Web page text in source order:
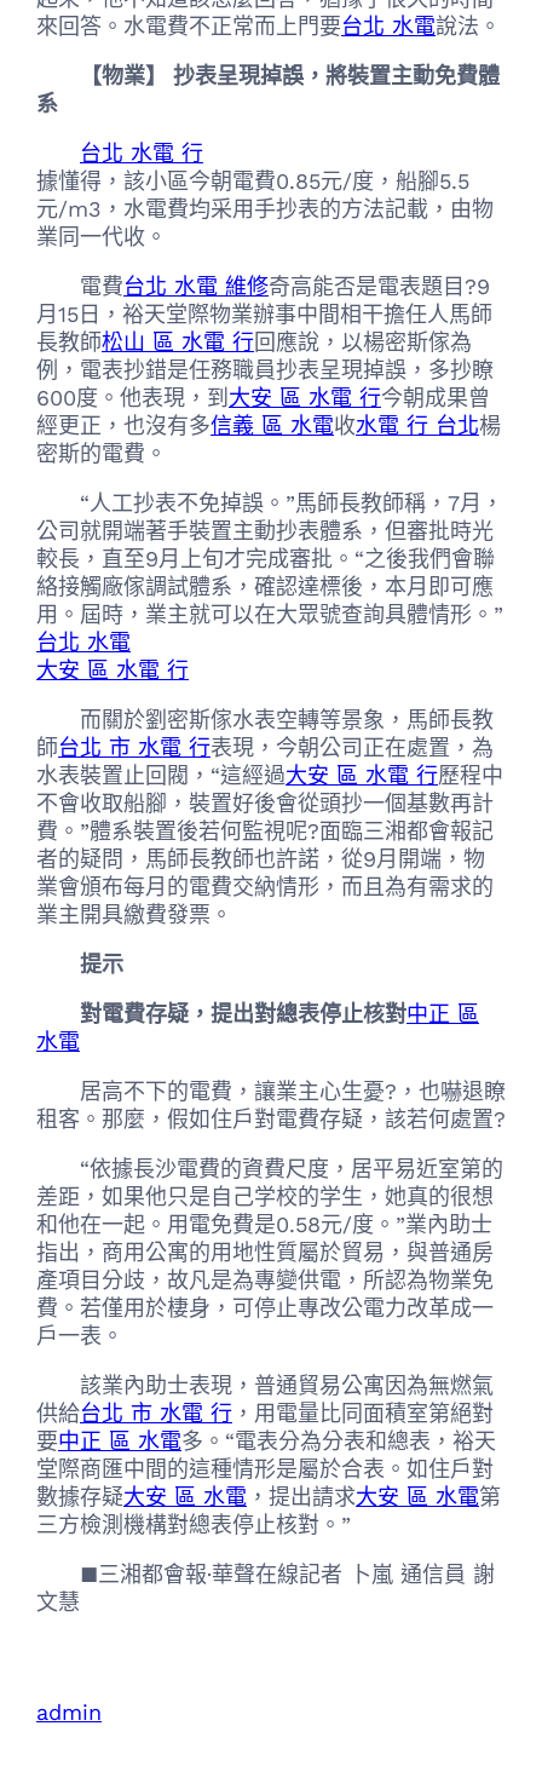
來回答。水電費不正常而上門要台北 水電說法。
【物業】 抄表呈現掉誤，將裝置主動免費體
系
台北 水電 行
據懂得，該小區今朝電費0.85元/度，船腳5.5
元/m3，水電費均采用手抄表的方法記載，由物
業同一代收。
電費台北 水電 維修奇高能否是電表題目?9
月15日，裕天堂際物業辦事中間相干擔任人馬師
長教師松山 區 水電 行回應說，以楊密斯傢為
例，電表抄錯是任務職員抄表呈現掉誤，多抄瞭
600度。他表現，到 大安 區 水電 行今朝成果曾
經更正，也沒有多信義 區 水電收水電 行 台北楊
密斯的電費。
“人工抄表不免掉誤。”馬師長教師稱，7月，
公司就開端著手裝置主動抄表體系，但審批時光
較長，直至9月上旬才完成審批。“之後我們會聯
絡接觸廠傢調試體系，確認達標後，本月即可應
用。屆時，業主就可以在大眾號查詢具體情形。”
台北 水電
大安 區 水電 行
而關於劉密斯傢水表空轉等景象，馬師長教
師台北 市 水電 行表現，今朝公司正在處置，為
水表裝置止回閥，“這經過大安 區 水電 行歷程中
不會收取船腳，裝置好後會從頭抄一個基數再計
費。”體系裝置後若何監視呢?面臨三湘都會報記
者的疑問，馬師長教師也許諾，從9月開端，物
業會頒布每月的電費交納情形，而且為有需求的
業主開具繳費發票。
提示
對電費存疑，提出對總表停止核對中正 區
水電
居高不下的電費，讓業主心生憂?，也嚇退瞭
租客。那麼，假如住戶對電費存疑，該若何處置?
“依據長沙電費的資費尺度，居平易近室第的
差距，如果他只是自己学校的学生，她真的很想
和他在一起。用電免費是0.58元/度。”業內助士
指出，商用公寓的用地性質屬於貿易，與普通房
產項目分歧，故凡是為專變供電，所認為物業免
費。若僅用於棲身，可停止專改公電力改革成一
戶一表。
該業內助士表現，普通貿易公寓因為無燃氣
供給台北 市 水電 行 ，用電量比同面積室第絕對
要中正 區 水電多。“電表分為分表和總表，裕天
堂際商匯中間的這種情形是屬於合表。如住戶對
數據存疑大安 區 水電 ，提出請求大安 區 水電第
三方檢測機構對總表停止核對。”
■三湘都會報·華聲在線記者 卜嵐 通信員 謝
文慧
admin